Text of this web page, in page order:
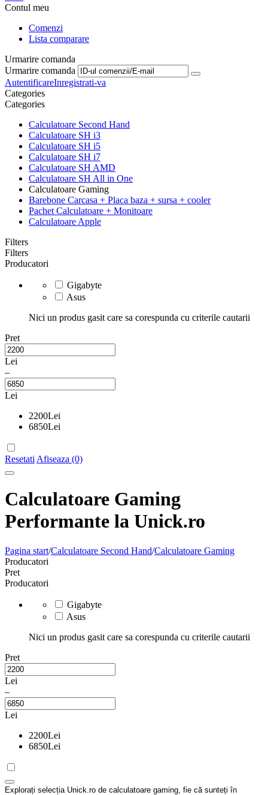
Contul meu
Comenzi
Lista comparare
Urmarire comanda
Urmarire comanda
AutentificareInregistrati-va
Сategories
Сategories
Calculatoare Second Hand
Calculatoare SH i3
Calculatoare SH i5
Calculatoare SH i7
Calculatoare SH AMD
Calculatoare SH All in One
Calculatoare Gaming
Barebone Carcasa + Placa baza + sursa + cooler
Pachet Calculatoare + Monitoare
Calculatoare Apple
Filters
Filters
Producatori
Gigabyte
Asus
Nici un produs gasit care sa corespunda cu criterile cautarii
Pret
Lei
–
Lei
2200Lei
6850Lei
Resetati Afiseaza (0)
Calculatoare Gaming
Performante la Unick.ro
Pagina start/Calculatoare Second Hand/Calculatoare Gaming
Producatori
Pret
Producatori
Gigabyte
Asus
Nici un produs gasit care sa corespunda cu criterile cautarii
Pret
Lei
–
Lei
2200Lei
6850Lei
Explorați selecția Unick.ro de calculatoare gaming, fie că sunteți în